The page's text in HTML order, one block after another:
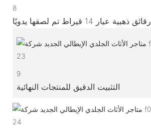
8
رقائق ذهبية عيار 14 قيراط تم لصقها يدويًا
9
التثبيت الدقيق للمنتجات النهائية